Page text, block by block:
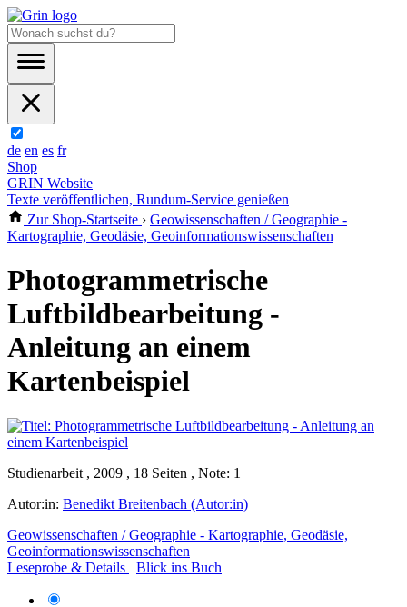
de en es fr
Shop
GRIN Website
Texte veröffentlichen, Rundum-Service genießen
Zur Shop-Startseite › Geowissenschaften / Geographie -
Kartographie, Geodäsie, Geoinformationswissenschaften
Photogrammetrische
Luftbildbearbeitung -
Anleitung an einem
Kartenbeispiel
Studienarbeit , 2009 , 18 Seiten , Note: 1
Autor:in: Benedikt Breitenbach (Autor:in)
Geowissenschaften / Geographie - Kartographie, Geodäsie,
Geoinformationswissenschaften
Leseprobe & Details
Blick ins Buch